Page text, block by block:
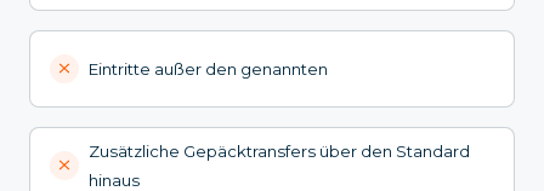
Eintritte außer den genannten
Zusätzliche Gepäcktransfers über den Standard
hinaus